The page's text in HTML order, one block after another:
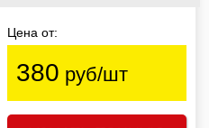
Цена от:
380 руб/шт